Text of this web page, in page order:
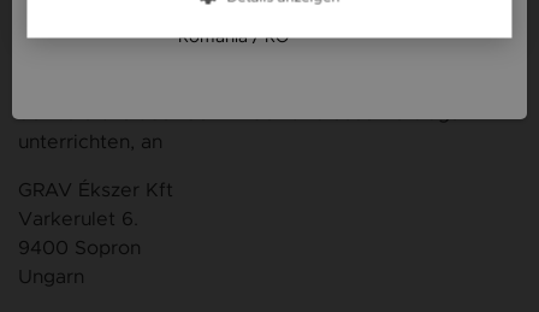
dem Sie uns über den Widerruf dieses Vertrags
unterrichten, an
GRAV Ékszer Kft
Varkerulet 6.
9400 Sopron
Ungarn
România / RO